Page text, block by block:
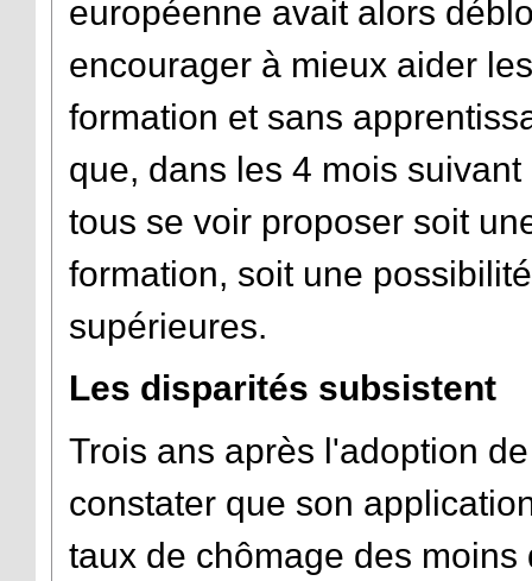
européenne avait alors
encourager à mieux aider
formation et sans
que, dans les 4 mois
tous se voir proposer soit
formation, soit une
supérieures.
Les disparités subsistent
Trois ans après l'adoption
constater que son
taux de chômage des